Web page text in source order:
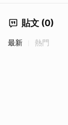
貼文 (0)
最新 熱門